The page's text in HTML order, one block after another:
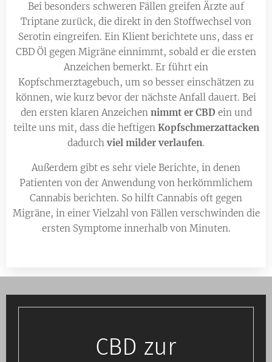
Bei besonders schweren Fällen greifen Ärzte auf
Triptane zurück, die direkt in den Stoffwechsel von
Serotin eingreifen. Ein Klient berichtete uns, dass er
CBD Öl gegen Migräne einnimmt, sobald er die ersten
Anzeichen bemerkt. Er führt ein
Kopfschmerztagebuch, um so besser einschätzen zu
können, wie kurz bevor der nächste Anfall dauert. Bei
den ersten klaren Anzeichen nimmt er CBD ein und
teilte uns mit, dass die heftigen Kopfschmerzattacken
dadurch viel milder verlaufen.
Außerdem gibt es sehr viele Berichte, in denen
Patienten von der Anwendung von herkömmlichem
Cannabis berichten. So hilft Cannabis oft gegen
Migräne, in einer Vielzahl von Fällen verschwinden die
ersten Symptome innerhalb von Minuten.
CBD zur